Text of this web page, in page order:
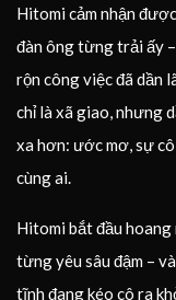
Hitomi cảm nhận
đàn ông từng trải ấy
rộn công việc đã dần
chỉ là xã giao, nhưng
xa hơn: ước mơ, sự
cùng ai.
Hitomi bắt đầu
từng yêu sâu đậm –
tĩnh đang kéo cô ra